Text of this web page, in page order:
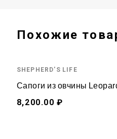
Похожие
SHEPHERD'S LIFE
Сапоги из овчины
8,200.00 ₽